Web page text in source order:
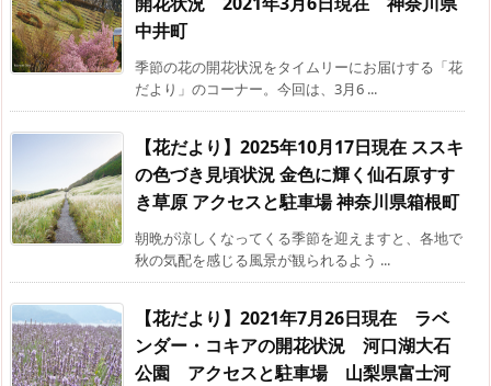
中井町
季節の花の開花状況をタイムリーにお届けする「花
だより」のコーナー。今回は、3月6 ...
【花だより】2025年10月17日現在 ススキ
の色づき見頃状況 金色に輝く仙石原すす
き草原 アクセスと駐車場 神奈川県箱根町
朝晩が涼しくなってくる季節を迎えますと、各地で
秋の気配を感じる風景が観られるよう ...
【花だより】2021年7月26日現在 ラベ
ンダー・コキアの開花状況 河口湖大石
公園 アクセスと駐車場 山梨県富士河